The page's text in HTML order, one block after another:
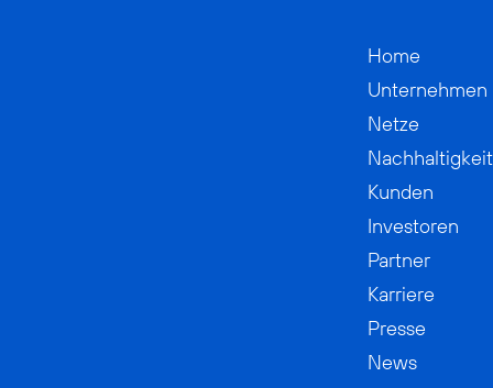
Home
Unternehmen
Netze
Nachhaltigkeit
Kunden
Investoren
Partner
Karriere
Presse
News